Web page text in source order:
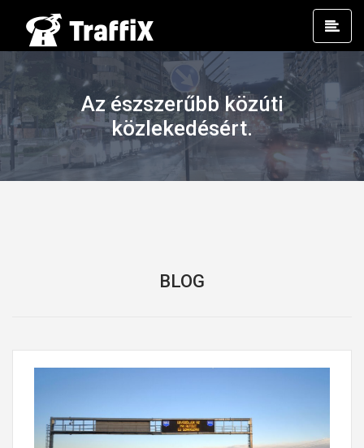
Az észszerűbb közúti
közlekedésért.
BLOG